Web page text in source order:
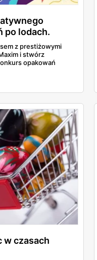
po lodach.
na konkurs!
z prestiżowymi
i stwórz
opakowań
w czasach